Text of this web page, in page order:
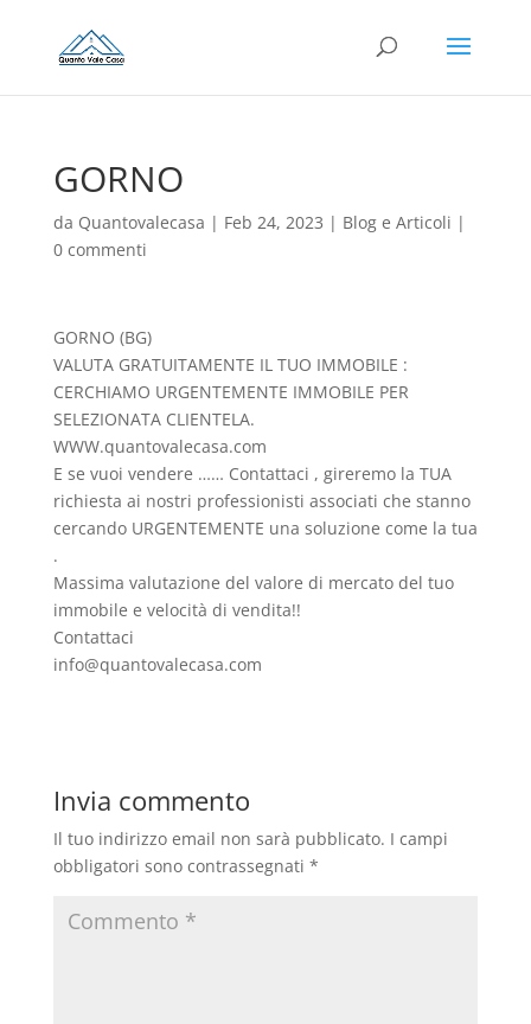
GORNO
da Quantovalecasa | Feb 24, 2023 | Blog e Articoli |
0 commenti
GORNO (BG)
VALUTA GRATUITAMENTE IL TUO IMMOBILE :
CERCHIAMO URGENTEMENTE IMMOBILE PER
SELEZIONATA CLIENTELA.
WWW.quantovalecasa.com
E se vuoi vendere …… Contattaci , gireremo la TUA
richiesta ai nostri professionisti associati che stanno
cercando URGENTEMENTE una soluzione come la tua
.
Massima valutazione del valore di mercato del tuo
immobile e velocità di vendita!!
Contattaci
info@quantovalecasa.com
Invia commento
Il tuo indirizzo email non sarà pubblicato. I campi
obbligatori sono contrassegnati *